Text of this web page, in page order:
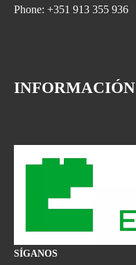
Phone: +351 913 355 936
INFORMACIÓN
SÍGANOS